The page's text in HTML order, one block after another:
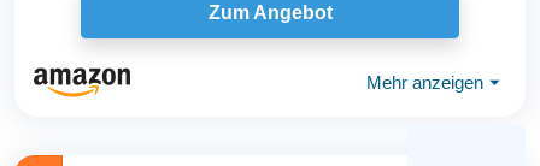
Zum Angebot
Mehr anzeigen ⏷